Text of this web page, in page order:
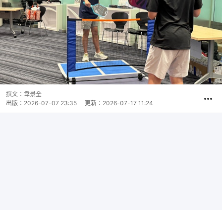
撰文： 韋景全
出版： 2026-07-07 23:35 更新： 2026-07-17 11:24